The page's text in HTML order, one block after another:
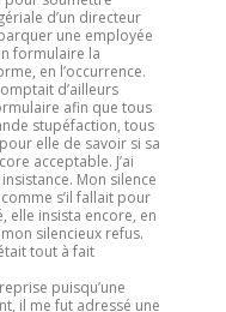
d’un directeur
une employée
formulaire la
en l’occurrence.
d’ailleurs
afin que tous
stupéfaction, tous
elle de savoir si sa
acceptable. J’ai
Mon silence
s’il fallait pour
elle insista encore, en
silencieux refus.
tout à fait
puisqu’une
il me fut adressé une